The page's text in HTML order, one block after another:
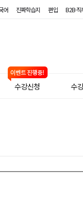
어 진짜학습지 편입 B2B·
수강신청 수